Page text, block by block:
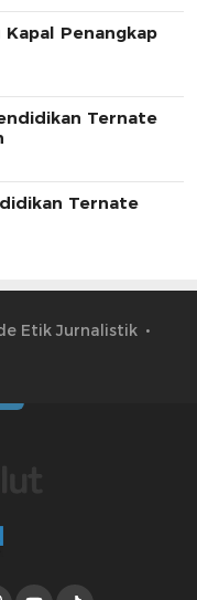
Penangkap
Ternate
Ternate
Etik Jurnalistik